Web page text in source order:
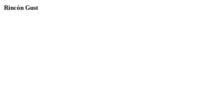
Rincón Gust